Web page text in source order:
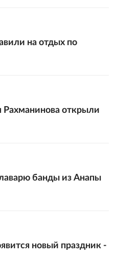
на отдых по
Рахманинова открыли
банды из Анапы
новый праздник -